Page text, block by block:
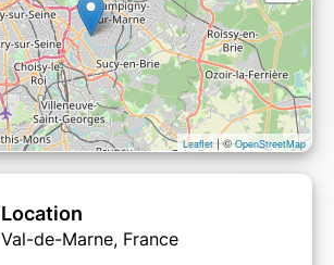
Leaflet| ©OpenStreetMap
Location
Val-de-Marne, France